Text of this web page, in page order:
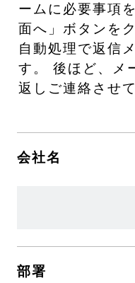
ームに必要事項
面へ」ボタンを
自動処理で返信
す。
後ほど、メ
返しご連絡させ
会社名
部署